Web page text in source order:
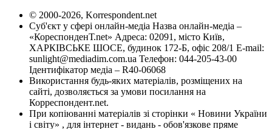
© 2000-2026, Korrespondent.net
Суб'єкт у сфері онлайн-медіа Назва онлайн-медіа –
«КореспонденТ.net» Адреса: 02091, місто Київ,
ХАРКІВСЬКЕ ШОСЕ, будинок 172-Б, офіс 208/1 E-mail:
sunlight@mediadim.com.ua Телефон: 044-205-43-00
Ідентифікатор медіа – R40-06068
Використання будь-яких матеріалів, розміщених на
сайті, дозволяється за умови посилання на
Корреспондент.net.
При копіюванні матеріалів зі сторінки « Новини України
і світу» , для інтернет - видань - обов'язкове пряме